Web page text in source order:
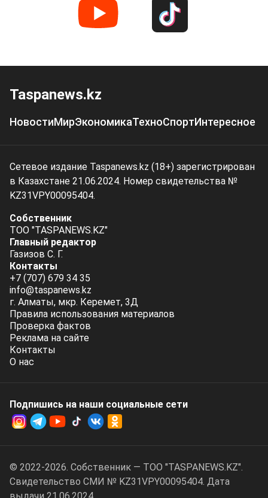
Taspanews.kz
НовостиМирЭкономикаТехноСпортИнтересное
Сетевое издание Taspanews.kz (18+) зарегистрирован
в Казахстане 21.06.2024. Номер свидетельства №
KZ31VPY00095404.
Собственник
ТОО "TASPANEWS.KZ"
Главный редактор
Газизов С. Г.
Контакты
+7 (707) 679 34 35
info@taspanews.kz
г. Алматы, мкр. Керемет, 3Д
Правила использования материалов
Проверка фактов
Реклама на сайте
Контакты
О нас
Подпишись на наши социальные cети
© 2022-2026. Собственник — ТОО "TASPANEWS.KZ".
Cвидетельство СМИ № KZ31VPY00095404. Дата